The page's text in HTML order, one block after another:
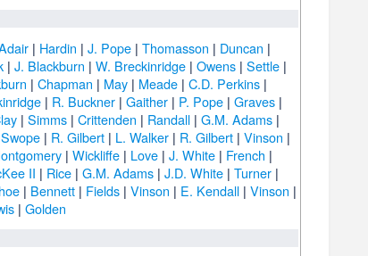
| Hardin |J. Pope |Thomasson | Duncan |
| J. Blackburn | W. Breckinridge| Owens| Settle|
| Chapman | May| Meade| C.D. Perkins|
| R. Buckner| Gaither| P. Pope| Graves|
|Simms |Crittenden | Randall |G.M. Adams |
| R. Gilbert| L. Walker| R. Gilbert| Vinson |
|Wickliffe | Love |J. White | French |
II | Rice |G.M. Adams |J.D. White |Turner |
| Bennett | Fields |Vinson | E. Kendall |Vinson |
|Golden